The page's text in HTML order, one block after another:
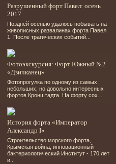
Разрушенный форт Павел: осень
2017
Поздней осенью удалось побывать на
живописных развалинах форта Павел
1. После трагических событий...
Фотоэкскурсия: Форт Южный №2
«Дзичканец»
Фотопрогулка по одному из самых
небольших, но довольно интересных
фортов Кронштадта. На форту сох...
История форта «Император
Александр I»
Строительство морского форта,
Крымская война, инновационный
бактериологический Институт - 170 лет
и...